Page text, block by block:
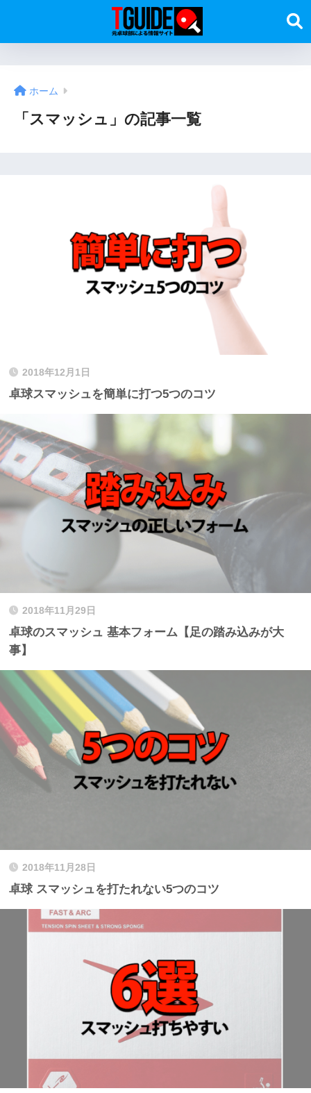
ホーム
「スマッシュ」の記事一覧
2018年12月1日
卓球スマッシュを簡単に打つ5つのコツ
2018年11月29日
卓球のスマッシュ 基本フォーム【足の踏み込みが大
事】
2018年11月28日
卓球 スマッシュを打たれない5つのコツ